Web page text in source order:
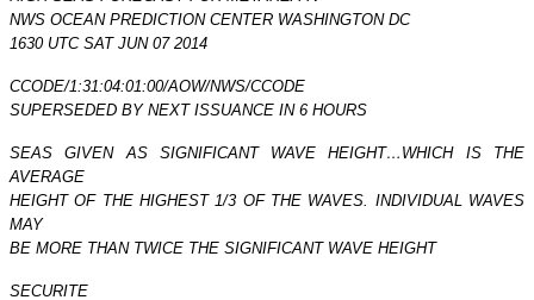
NWS OCEAN PREDICTION CENTER WASHINGTON DC
1630 UTC SAT JUN 07 2014
CCODE/1:31:04:01:00/AOW/NWS/CCODE
SUPERSEDED BY NEXT ISSUANCE IN 6 HOURS
SEAS GIVEN AS SIGNIFICANT WAVE HEIGHT…WHICH IS THE
AVERAGE
HEIGHT OF THE HIGHEST 1/3 OF THE WAVES. INDIVIDUAL WAVES
MAY
BE MORE THAN TWICE THE SIGNIFICANT WAVE HEIGHT
SECURITE